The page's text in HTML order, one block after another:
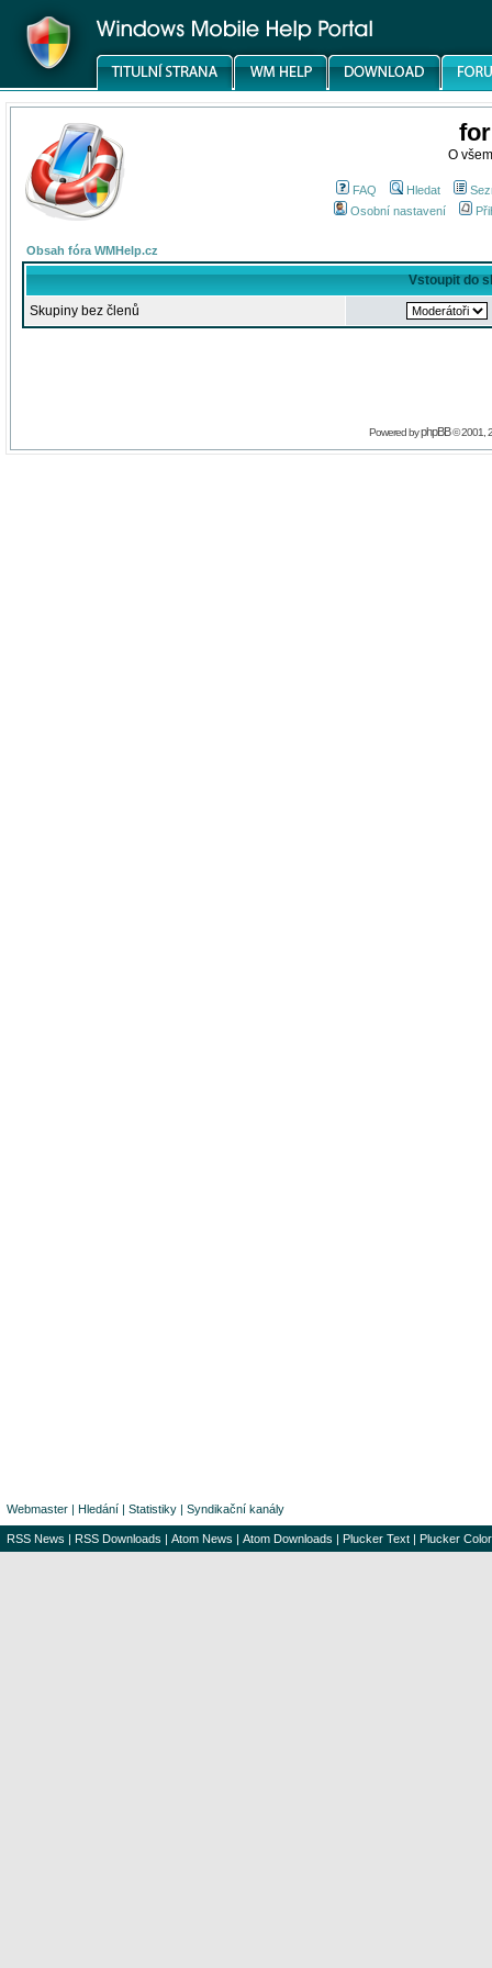
O
FAQ Hledat
Osobní nastavení
Obsah fóra WMHelp.cz
Vstoupit do
Skupiny bez členů
Powered byphpBB© 2001,
Webmaster | Hledání | Statistiky | Syndikační kanály
RSS News | RSS Downloads | Atom News | Atom Downloads | Plucker Text | Plucker Color